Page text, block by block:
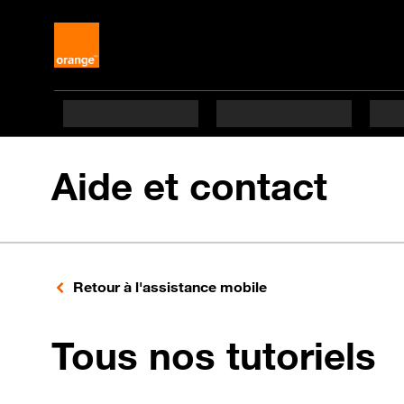
Aide et contact
Retour à l'assistance mobile
Tous nos tutoriels